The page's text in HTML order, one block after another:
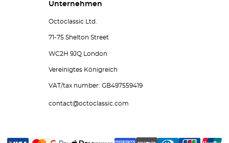
Unternehmen
Octoclassic Ltd.
71-75 Shelton Street
WC2H 9JQ London
Vereinigtes Königreich
VAT/tax number: GB497559419
contact@octoclassic.com